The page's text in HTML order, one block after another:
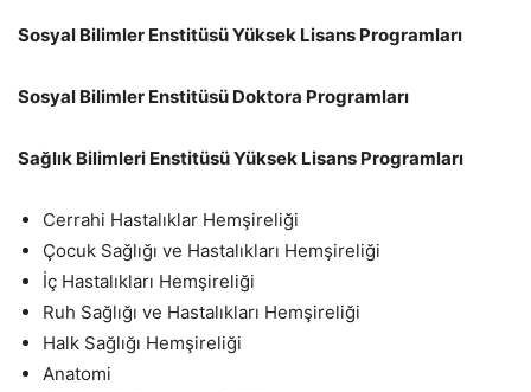
Sosyal Bilimler Enstitüsü Yüksek Lisans Programları
Sosyal Bilimler Enstitüsü Doktora Programları
Sağlık Bilimleri Enstitüsü Yüksek Lisans Programları
Cerrahi Hastalıklar Hemşireliği
Çocuk Sağlığı ve Hastalıkları Hemşireliği
İç Hastalıkları Hemşireliği
Ruh Sağlığı ve Hastalıkları Hemşireliği
Halk Sağlığı Hemşireliği
Anatomi